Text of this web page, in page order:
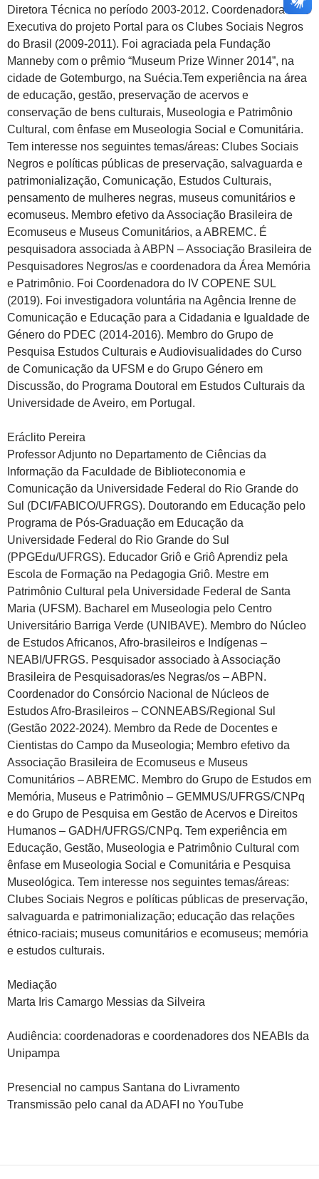
Diretora Técnica no período 2003-2012. Coordenadora
Executiva do projeto Portal para os Clubes Sociais Negros
do Brasil (2009-2011). Foi agraciada pela Fundação
Manneby com o prêmio “Museum Prize Winner 2014”, na
cidade de Gotemburgo, na Suécia.Tem experiência na área
de educação, gestão, preservação de acervos e
conservação de bens culturais, Museologia e Patrimônio
Cultural, com ênfase em Museologia Social e Comunitária.
Tem interesse nos seguintes temas/áreas: Clubes Sociais
Negros e políticas públicas de preservação, salvaguarda e
patrimonialização, Comunicação, Estudos Culturais,
pensamento de mulheres negras, museus comunitários e
ecomuseus. Membro efetivo da Associação Brasileira de
Ecomuseus e Museus Comunitários, a ABREMC. É
pesquisadora associada à ABPN – Associação Brasileira de
Pesquisadores Negros/as e coordenadora da Área Memória
e Patrimônio. Foi Coordenadora do IV COPENE SUL
(2019). Foi investigadora voluntária na Agência Irenne de
Comunicação e Educação para a Cidadania e Igualdade de
Género do PDEC (2014-2016). Membro do Grupo de
Pesquisa Estudos Culturais e Audiovisualidades do Curso
de Comunicação da UFSM e do Grupo Género em
Discussão, do Programa Doutoral em Estudos Culturais da
Universidade de Aveiro, em Portugal.
Eráclito Pereira
Professor Adjunto no Departamento de Ciências da
Informação da Faculdade de Biblioteconomia e
Comunicação da Universidade Federal do Rio Grande do
Sul (DCI/FABICO/UFRGS). Doutorando em Educação pelo
Programa de Pós-Graduação em Educação da
Universidade Federal do Rio Grande do Sul
(PPGEdu/UFRGS). Educador Griô e Griô Aprendiz pela
Escola de Formação na Pedagogia Griô. Mestre em
Patrimônio Cultural pela Universidade Federal de Santa
Maria (UFSM). Bacharel em Museologia pelo Centro
Universitário Barriga Verde (UNIBAVE). Membro do Núcleo
de Estudos Africanos, Afro-brasileiros e Indígenas –
NEABI/UFRGS. Pesquisador associado à Associação
Brasileira de Pesquisadoras/es Negras/os – ABPN.
Coordenador do Consórcio Nacional de Núcleos de
Estudos Afro-Brasileiros – CONNEABS/Regional Sul
(Gestão 2022-2024). Membro da Rede de Docentes e
Cientistas do Campo da Museologia; Membro efetivo da
Associação Brasileira de Ecomuseus e Museus
Comunitários – ABREMC. Membro do Grupo de Estudos em
Memória, Museus e Patrimônio – GEMMUS/UFRGS/CNPq
e do Grupo de Pesquisa em Gestão de Acervos e Direitos
Humanos – GADH/UFRGS/CNPq. Tem experiência em
Educação, Gestão, Museologia e Patrimônio Cultural com
ênfase em Museologia Social e Comunitária e Pesquisa
Museológica. Tem interesse nos seguintes temas/áreas:
Clubes Sociais Negros e políticas públicas de preservação,
salvaguarda e patrimonialização; educação das relações
étnico-raciais; museus comunitários e ecomuseus; memória
e estudos culturais.
Mediação
Marta Iris Camargo Messias da Silveira
Audiência: coordenadoras e coordenadores dos NEABIs da
Unipampa
Presencial no campus Santana do Livramento
Transmissão pelo canal da ADAFI no YouTube